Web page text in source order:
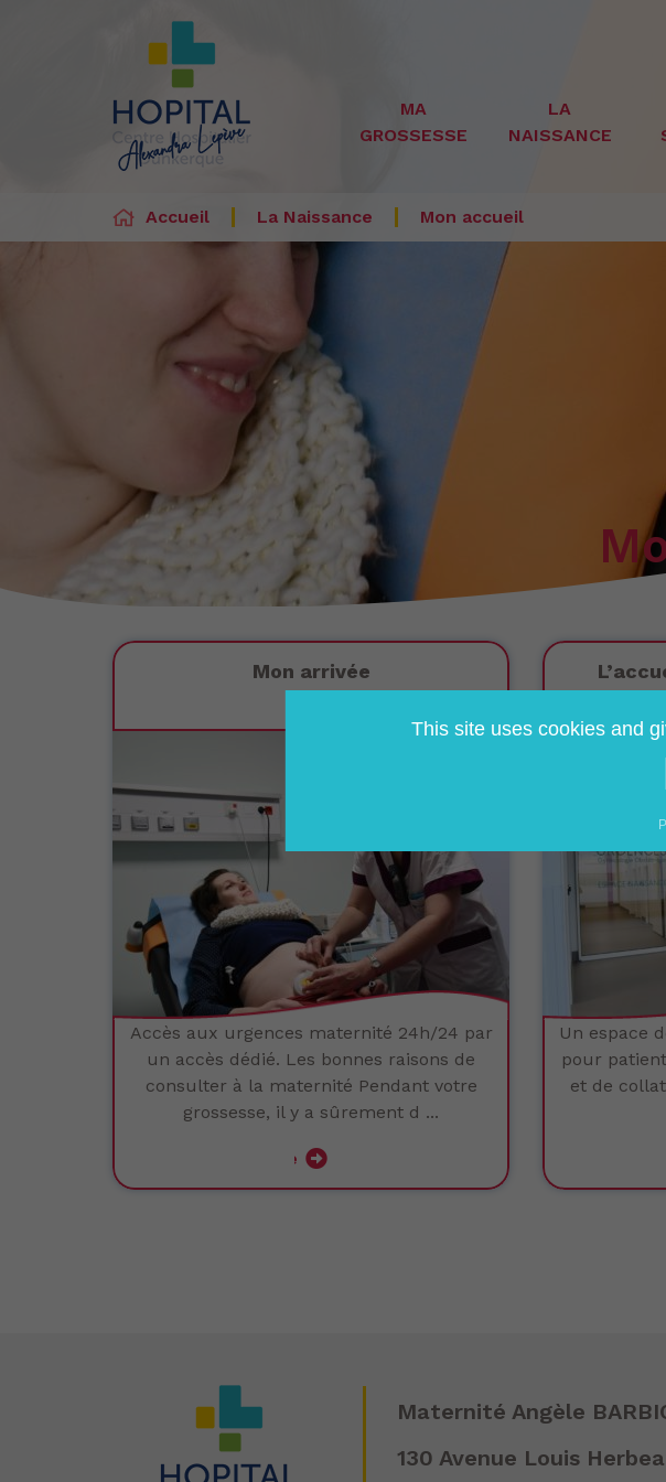
MA
GROSSESSE
LA
NAISSANCE
Accueil La Naissance Mon accueil
Mon arrivée
Accès aux urgences maternité 24h/24 par
un accès dédié. Les bonnes raisons de
consulter à la maternité Pendant votre
grossesse, il y a sûrement d ...
Lire la suite
Un espace
pour
et de
Maternité Angèle
130 Avenue Louis
This site uses cookies and